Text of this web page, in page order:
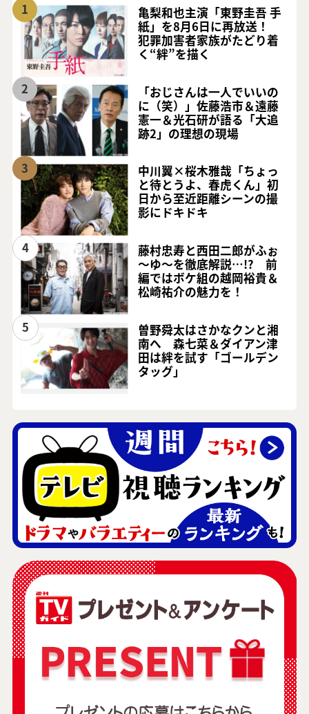
1
亀梨和也主演「東野圭吾 手
紙」を8月6日に再放送！
犯罪加害者家族がたどり着
く“絆”を描く
2
「おじさんは一人でいいの
に（笑）」佐藤浩市＆遠藤
憲一＆光石研が語る「大追
跡2」の理想の現場
3
中川翼×桜木雅哉「ちょっ
と待とうよ、春虎くん」初
日から至近距離シーンの撮
影にドキドキ
4
藤村忠寿と西田二郎がふぉ
～ゆ～を徹底解説…!? 前
編ではボケ組の越岡裕貴＆
松崎祐介の魅力を！
5
曽野舜太はさかなクンと湘
南へ 森七菜＆ダイアン津
田は絆を試す「ゴールデン
タッグ」